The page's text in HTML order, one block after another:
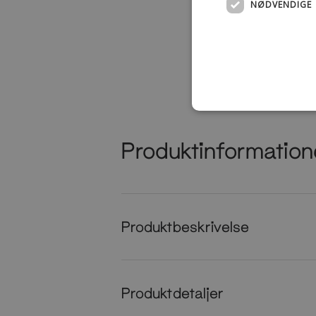
100.000+
Produktbeskrivelse
Produktdetaljer
NØDVENDIGE